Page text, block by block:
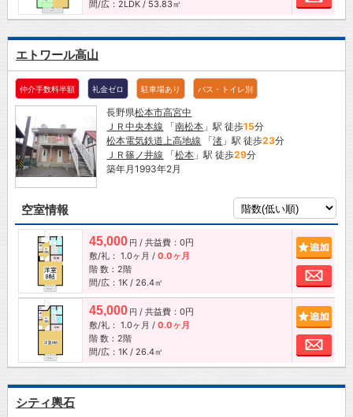
間/広：2LDK / 53.83㎡
エトワール高山
仲介手数料半額 礼金ゼロ 駐車場あり バス・トイレ別
長野県松本市高宮中
ＪＲ中央本線 「南松本 」駅 徒歩15分
松本電気鉄道上高地線 「渚 」駅 徒歩23分
ＪＲ篠ノ井線 「松本 」駅 徒歩29分
築年月1993年2月
空室情報
45,000 円 / 共益費：0円
敷/礼： 1.0ヶ月 / 0.0ヶ月
階 数：2階
間/広：1K / 26.4㎡
お
45,000 円 / 共益費：0円
敷/礼： 1.0ヶ月 / 0.0ヶ月
階 数：2階
間/広：1K / 26.4㎡
お
シティ輿石